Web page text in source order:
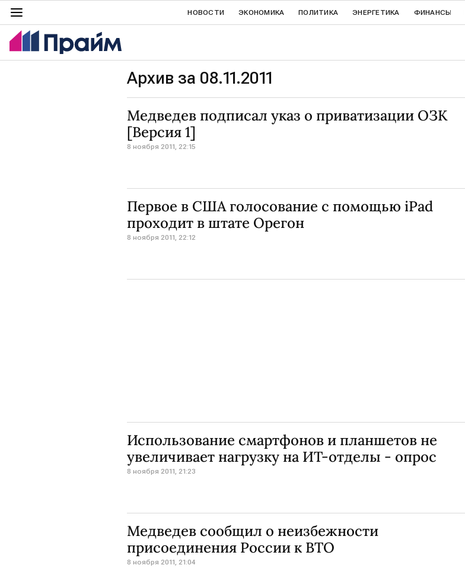
НОВОСТИ ЭКОНОМИКА ПОЛИТИКА ЭНЕРГЕТИКА ФИНАНСЫ
Архив за 08.11.2011
Медведев подписал указ о приватизации ОЗК
[Версия 1]
8 ноября 2011, 22:15
Первое в США голосование с помощью iPad
проходит в штате Орегон
8 ноября 2011, 22:12
Использование смартфонов и планшетов не
увеличивает нагрузку на ИТ-отделы - опрос
8 ноября 2011, 21:23
Медведев сообщил о неизбежности
присоединения России к ВТО
8 ноября 2011, 21:04